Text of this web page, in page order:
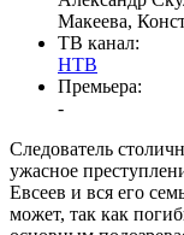
Макеева,
ТВ канал:
НТВ
Премьера:
-
Следователь
ужасное
Евсеев и вся его
может, так как